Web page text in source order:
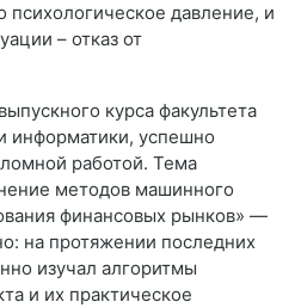
психологическое давление, и
– отказ от
курса факультета
информатики, успешно
работой. Тема
методов машинного
финансовых рынков» —
на протяжении последних
изучал алгоритмы
и их практическое